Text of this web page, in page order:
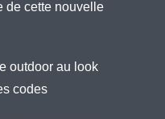
de cette nouvelle
outdoor au look
codes